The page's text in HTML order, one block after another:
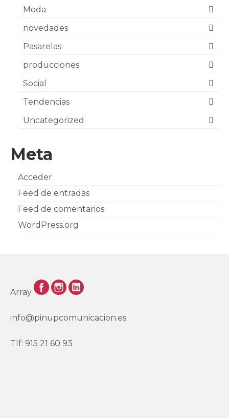
Moda
novedades
Pasarelas
producciones
Social
Tendencias
Uncategorized
Meta
Acceder
Feed de entradas
Feed de comentarios
WordPress.org
Array
info@pinupcomunicacion.es
Tlf: 915 21 60 93